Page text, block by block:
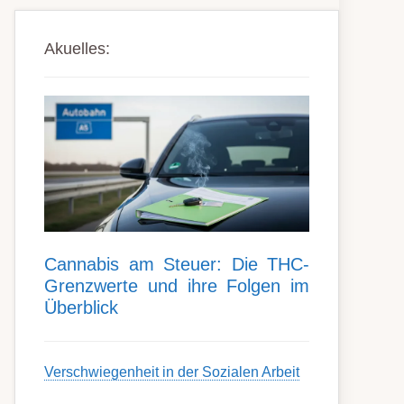
Akuelles:
Can­nabis am Steu­er: Die THC-
Grenz­werte und ihre Folgen im
Über­blick
Ver­schwieg­en­heit in der Soz­ial­en Ar­beit